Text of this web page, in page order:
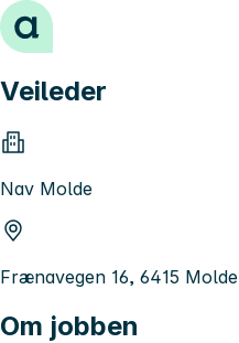
Hopp til innhold
Veileder
Nav Molde
Frænavegen 16, 6415 Molde
Om jobben